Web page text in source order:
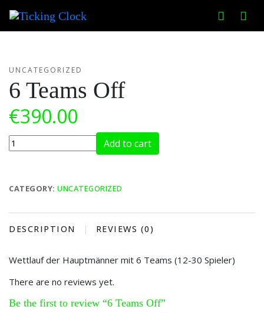
Uncategorized
UNCATEGORIZED
6 Teams Off
€390.00
6
Teams
Add to cart
CATEGORY: UNCATEGORIZED
DESCRIPTION REVIEWS (0)
Wettlauf der Hauptmänner mit 6 Teams (12-30 Spieler)
There are no reviews yet.
Be the first to review “6 Teams Off”